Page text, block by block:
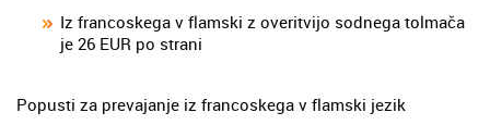
Iz francoskega v flamski z overitvijo sodnega tolmača
je 26 EUR po strani
Popusti za prevajanje iz francoskega v flamski jezik